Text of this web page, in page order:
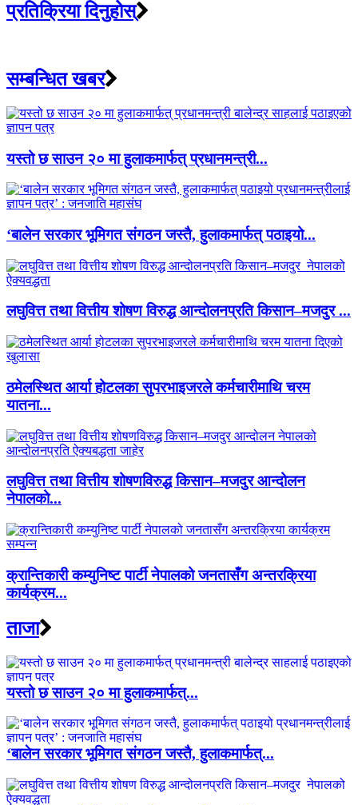
प्रतिक्रिया दिनुहोस्
सम्बन्धित खबर
यस्तो छ साउन २० मा हुलाकमार्फत् प्रधानमन्त्री...
‘बालेन सरकार भूमिगत संगठन जस्तै, हुलाकमार्फत् पठाइयो...
लघुवित्त तथा वित्तीय शोषण विरुद्ध आन्दोलनप्रति किसान–मजदुर ...
ठमेलस्थित आर्या होटलका सुपरभाइजरले कर्मचारीमाथि चरम
यातना...
लघुवित्त तथा वित्तीय शोषणविरुद्ध किसान–मजदुर आन्दोलन
नेपालको...
क्रान्तिकारी कम्युनिष्ट पार्टी नेपालको जनतासँग अन्तरक्रिया
कार्यक्रम...
ताजा
यस्तो छ साउन २० मा हुलाकमार्फत्...
‘बालेन सरकार भूमिगत संगठन जस्तै, हुलाकमार्फत्...